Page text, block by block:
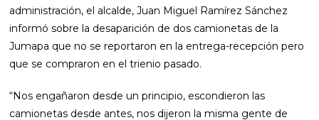
administración, el alcalde, Juan Miguel Ramírez Sánchez
informó sobre la desaparición de dos camionetas de la
Jumapa que no se reportaron en la entrega-recepción pero
que se compraron en el trienio pasado.
“Nos engañaron desde un principio, escondieron las
camionetas desde antes, nos dijeron la misma gente de